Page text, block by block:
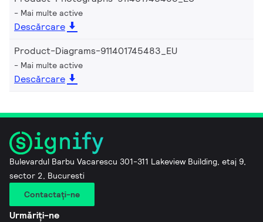
Mai multe active
Descărcare
Product-Diagrams-911401745483_EU
Mai multe active
Descărcare
Bulevardul Barbu Vacarescu 301-311 Lakeview Building, etaj 9,
sector 2, Bucuresti
Contactaţi-ne
Urmăriți-ne